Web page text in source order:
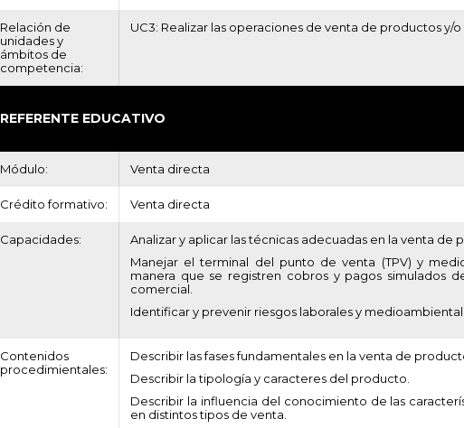
Relación de
unidades y
ámbitos de
competencia:
UC3: Realizar las operaciones de venta de productos y/o
REFERENTE EDUCATIVO
Módulo: Venta directa
Crédito formativo: Venta directa
Capacidades:
Analizar y aplicar las técnicas adecuadas en la venta de
Manejar el terminal del punto de venta (TPV) y
manera que se registren cobros y pagos simulados
comercial.
Identificar y prevenir riesgos laborales y
Contenidos
procedimientales:
Describir las fases fundamentales en la venta de
Describir la tipología y caracteres del producto.
Describir la influencia del conocimiento de las
en distintos tipos de venta.